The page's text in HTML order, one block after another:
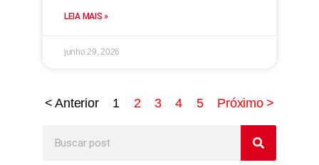
LEIA MAIS »
junho 29, 2026
< Anterior 1 2 3 4 5 Próximo >